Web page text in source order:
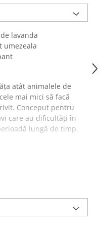
lavanda
umezeala
atât animalele de
mai mici să facă
Conceput pentru
care au dificultăți în
lungă de timp.
in interior.
un material foarte